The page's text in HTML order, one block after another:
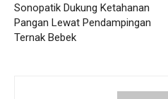
Sonopatik Dukung Ketahanan
Pangan Lewat Pendampingan
Ternak Bebek